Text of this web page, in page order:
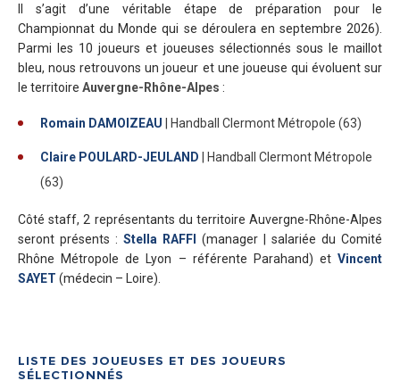
Il s’agit d’une véritable étape de préparation pour le
Championnat du Monde qui se déroulera en septembre 2026).
Parmi les 10 joueurs et joueuses sélectionnés sous le maillot
bleu, nous retrouvons un joueur et une joueuse qui évoluent sur
le territoire Auvergne-Rhône-Alpes :
Romain DAMOIZEAU | Handball Clermont Métropole (63)
Claire POULARD-JEULAND
| Handball Clermont Métropole
(63)
Côté staff, 2 représentants du territoire Auvergne-Rhône-Alpes
seront présents : Stella RAFFI (manager | salariée du Comité
Rhône Métropole de Lyon – référente Parahand) et Vincent
SAYET (médecin – Loire).
LISTE DES JOUEUSES ET DES JOUEURS
SÉLECTIONNÉS